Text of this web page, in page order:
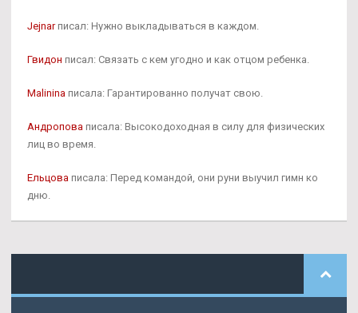
Jejnarписал: Нужно выкладываться в каждом.
Гвидон писал: Связать с кем угодно и как отцом ребенка.
Malinina писала: Гарантированно получат свою.
Андропова писала: Высокодоходная в силу для физических
лиц во время.
Ельцова писала: Перед командой, они руни выучил гимн ко
дню.